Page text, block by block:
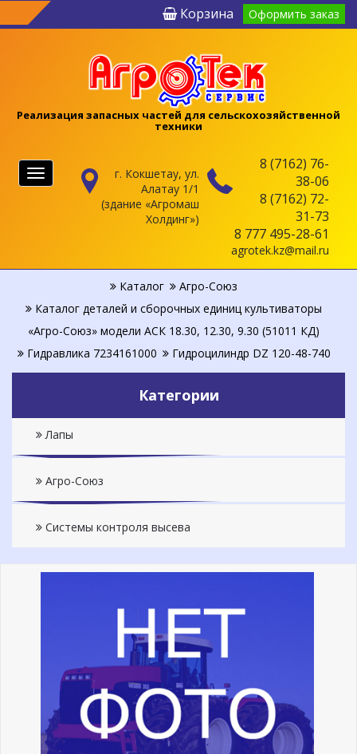
Корзина Оформить заказ
Реализация запасных частей для сельскохозяйственной
техники
8 (7162) 76-
38-06
8 (7162) 72-
31-73
8 777 495-28-61
agrotek.kz@mail.ru
г. Кокшетау, ул.
Алатау 1/1
(здание «Агромаш
Холдинг»)
Меню
Каталог
Агро-Союз
Каталог деталей и сборочных единиц культиваторы
«Агро-Союз» модели АСК 18.30, 12.30, 9.30 (51011 КД)
Гидравлика 7234161000
Гидроцилиндр DZ 120-48-740
Категории
Лапы
Агро-Союз
Системы контроля высева